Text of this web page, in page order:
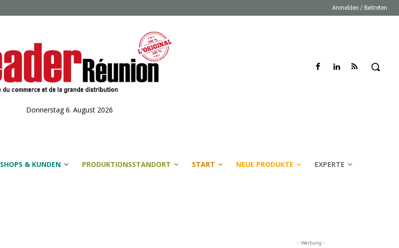
Anmelden / Beitreten
Donnerstag 6. August 2026
SHOPS & KUNDEN PRODUKTIONSSTANDORT START NEUE PRODUKTE EXPERTE
- Werbung -